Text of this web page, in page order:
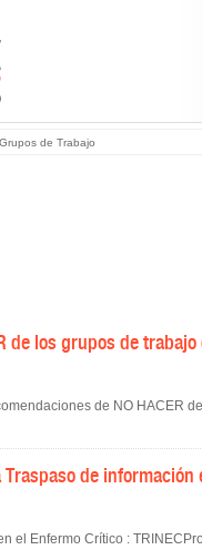
Grupos de Trabajo
de los grupos de trabajo
de NO HACER
Traspaso de
el Enfermo Crítico :